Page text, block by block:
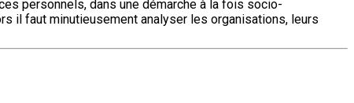
personnels, dans une démarche à la fois socio-
il faut minutieusement analyser les organisations, leurs